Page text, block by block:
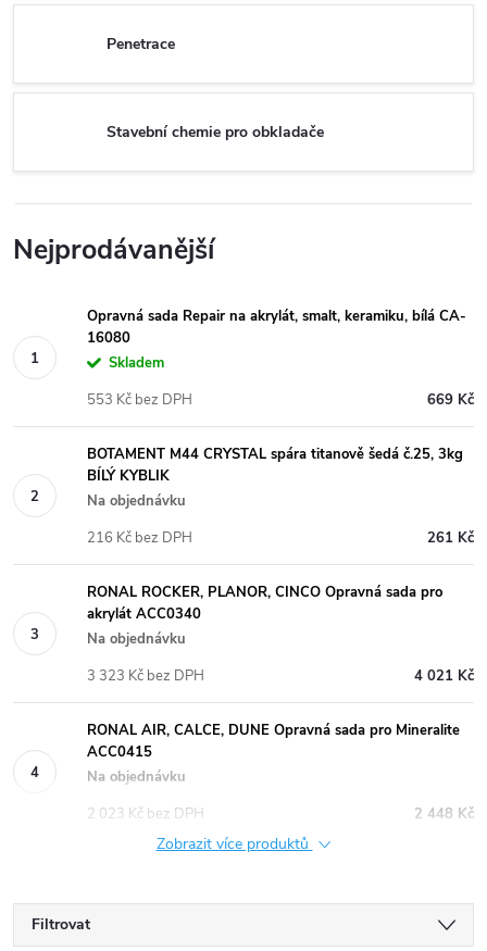
Penetrace
Stavební chemie pro obkladače
Nejprodávanější
Opravná sada Repair na akrylát, smalt, keramiku, bílá CA-
16080
Skladem
669 Kč
553 Kč bez DPH
BOTAMENT M44 CRYSTAL spára titanově šedá č.25, 3kg
BÍLÝ KYBLIK
Na objednávku
261 Kč
216 Kč bez DPH
RONAL ROCKER, PLANOR, CINCO Opravná sada pro
akrylát ACC0340
Na objednávku
4 021 Kč
3 323 Kč bez DPH
RONAL AIR, CALCE, DUNE Opravná sada pro Mineralite
ACC0415
Na objednávku
2 448 Kč
2 023 Kč bez DPH
Zobrazit více produktů
Filtrovat